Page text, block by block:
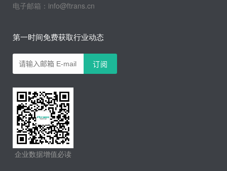
电子邮箱：info@ftrans.cn
第一时间免费获取行业动态
企业数据增值必读